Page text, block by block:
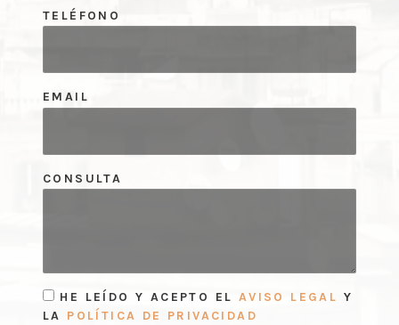
TELÉFONO
EMAIL
CONSULTA
HE LEÍDO Y ACEPTO EL AVISO LEGAL Y
LA POLÍTICA DE PRIVACIDAD